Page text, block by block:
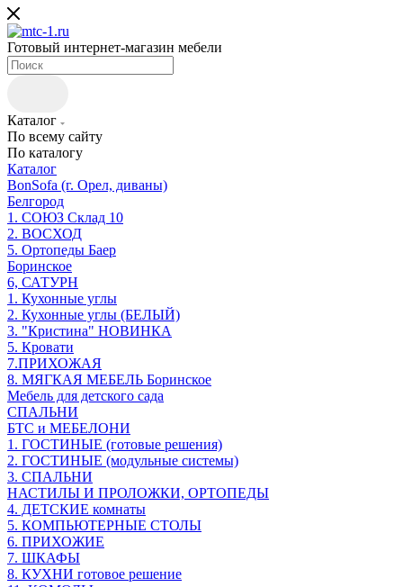
Готовый интернет-магазин мебели
Каталог
По всему сайту
По каталогу
Каталог
BonSofa (г. Орел, диваны)
Белгород
1. СОЮЗ Склад 10
2. ВОСХОД
5. Ортопеды Баер
Боринское
6, САТУРН
1. Кухонные углы
2. Кухонные углы (БЕЛЫЙ)
3. "Кристина" НОВИНКА
5. Кровати
7.ПРИХОЖАЯ
8. МЯГКАЯ МЕБЕЛЬ Боринское
Мебель для детского сада
СПАЛЬНИ
БТС и МЕБЕЛОНИ
1. ГОСТИНЫЕ (готовые решения)
2. ГОСТИНЫЕ (модульные системы)
3. СПАЛЬНИ
НАСТИЛЫ И ПРОЛОЖКИ, ОРТОПЕДЫ
4. ДЕТСКИЕ комнаты
5. КОМПЬЮТЕРНЫЕ СТОЛЫ
6. ПРИХОЖИЕ
7. ШКАФЫ
8. КУХНИ готовое решение